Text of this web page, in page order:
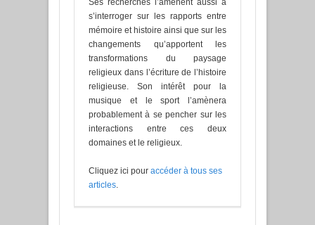
Ses recherches l’amènent aussi à
s’interroger sur les rapports entre
mémoire et histoire ainsi que sur les
changements qu’apportent les
transformations du paysage
religieux dans l’écriture de l’histoire
religieuse. Son intérêt pour la
musique et le sport l’amènera
probablement à se pencher sur les
interactions entre ces deux
domaines et le religieux.
Cliquez ici pour accéder à tous ses
articles.